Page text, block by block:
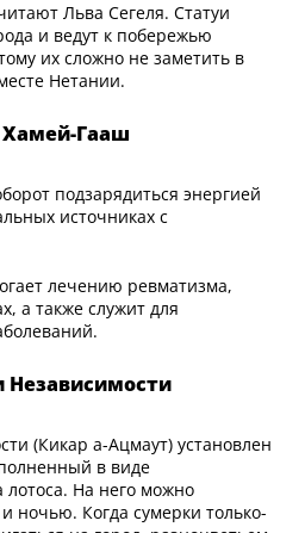
Льва Сегеля. Статуи
и ведут к побережью
их сложно не заметить в
Нетании.
Хамей-Гааш
подзарядиться энергией
источниках с
лечению ревматизма,
а также служит для
(Кикар а-Ацмаут) установлен
в виде
лотоса. На него можно
ночью. Когда сумерки только-